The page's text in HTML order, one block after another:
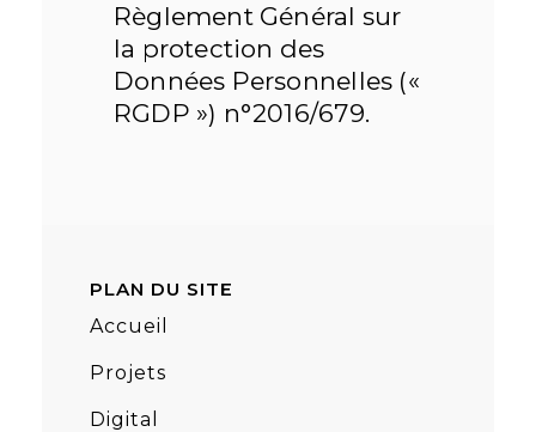
Règlement Général sur
la protection des
Données Personnelles («
RGDP ») n°2016/679.
PLAN DU SITE
Accueil
Projets
Digital